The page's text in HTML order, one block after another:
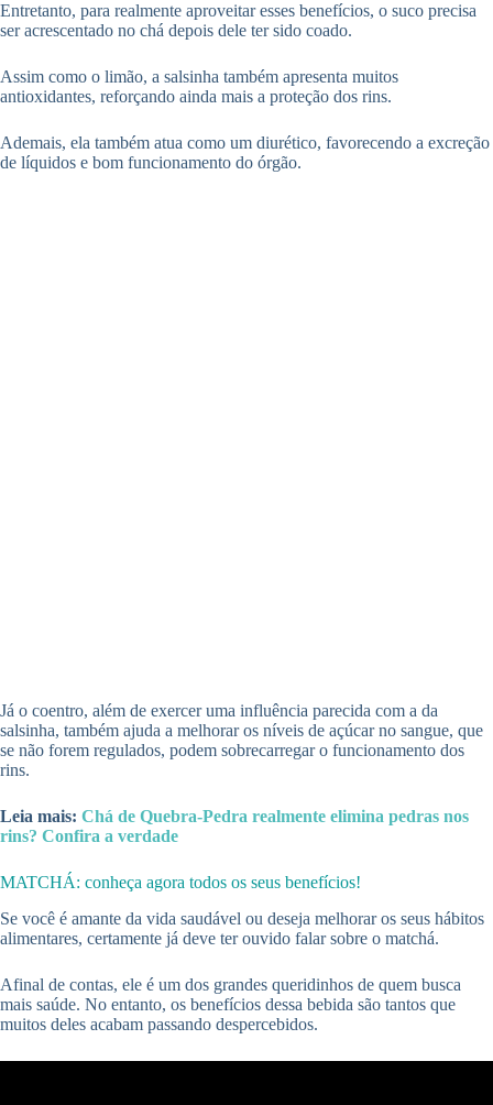
Entretanto, para realmente aproveitar esses benefícios, o suco precisa
ser acrescentado no chá depois dele ter sido coado.
Assim como o limão, a salsinha também apresenta muitos
antioxidantes, reforçando ainda mais a proteção dos rins.
Ademais, ela também atua como um diurético, favorecendo a excreção
de líquidos e bom funcionamento do órgão.
Já o coentro, além de exercer uma influência parecida com a da
salsinha, também ajuda a melhorar os níveis de açúcar no sangue, que
se não forem regulados, podem sobrecarregar o funcionamento dos
rins.
Leia mais: Chá de Quebra-Pedra realmente elimina pedras nos
rins? Confira a verdade
MATCHÁ: conheça agora todos os seus benefícios!
Se você é amante da vida saudável ou deseja melhorar os seus hábitos
alimentares, certamente já deve ter ouvido falar sobre o matchá.
Afinal de contas, ele é um dos grandes queridinhos de quem busca
mais saúde. No entanto, os benefícios dessa bebida são tantos que
muitos deles acabam passando despercebidos.